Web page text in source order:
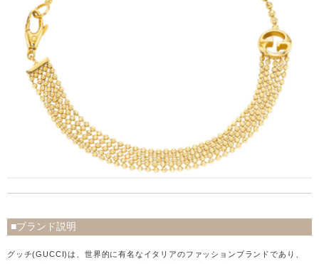
■ブランド説明
グッチ(GUCCI)は、世界的に有名なイタリアのファッションブランドであり、